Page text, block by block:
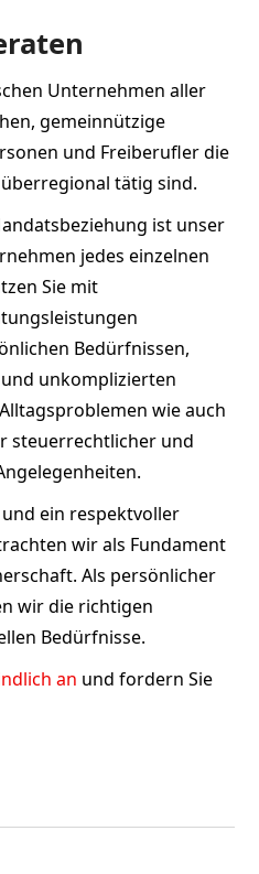
Unternehmen aller
gemeinnützige
und Freiberufler die
tätig sind.
ist unser
jedes einzelnen
Sie mit
Bedürfnissen,
unkomplizierten
wie auch
steuerrechtlicher und
ein respektvoller
wir als Fundament
Als persönlicher
wir die richtigen
Bedürfnisse.
an und fordern Sie